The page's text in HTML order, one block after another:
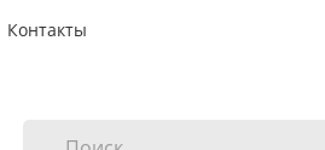
Контакты